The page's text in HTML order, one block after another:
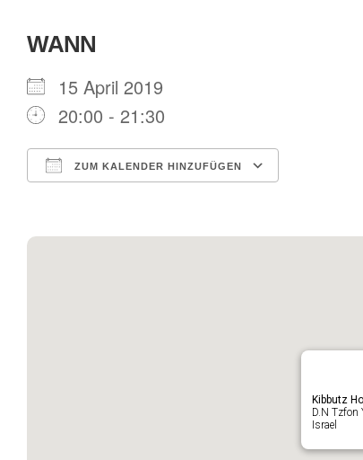
WANN
15 April 2019
20:00 - 21:30
ZUM KALENDER HINZUFÜGEN
Kibbutz
D.N Tzfon
Israel